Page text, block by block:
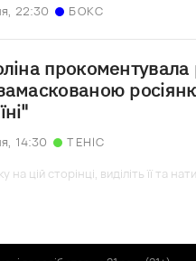
22:30 БОКС
14:30
ТЕНІС
цій сторінці, виділіть її та